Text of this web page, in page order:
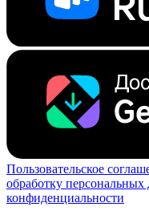
Пользовательское
обработку
конфиденциальности